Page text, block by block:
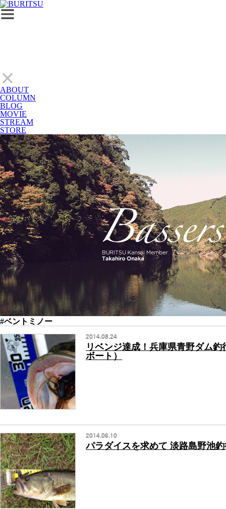
ABOUT
COLUMN
BLOG
MOVIE
STREAM
STORE
#ベントミノー
2014.08.24
リベンジ達成！兵庫県青野ダム釣
ボート）
2014.06.10
パラダイスを求めて 淡路島野池